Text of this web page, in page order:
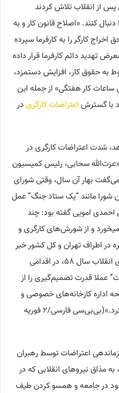
از انقلاب تلاش کردند
کنند. «اصلاح قانون کار و به
کار که حق اخراج کارگر را به کارفرما سپرده
تهدید دائم کارفرما قرار داده
به حقوق کار، افزایش دستمزد،
کار هفتگی» از جمله این
با گسترش اعتراضات کارگری در
شدت اعتراضات کارگری در
که «عزت‌الله سحابی، رئیس کمیسیون
بهار آن سال، وقتی شورای
شورا مانند “یک ستاد جنگ” عمل
احمدی امویی گفته بود: چند
و از شورش‌های کارگری و
در اطراف تهران و کل کشور خبر
میداد”. سرانجام، دولت و شورای انقلاب سال ۵۸، در اقدامی
عملا قدرت تصمیم‌گیری را از
اداره کارخانه‌های خصوصی و
مسئله‌دار را به دولت واگذار می‌کرد.»(بی‌بی‌سی فارسی/۲ فوریه
اعتراضات توسط رهبران
مذاق نیروهای انقلابی که در
در جامعه و همسو کردن طیف